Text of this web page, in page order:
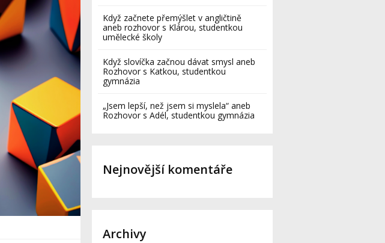
Když začnete přemýšlet v angličtině
aneb rozhovor s Klárou, studentkou
umělecké školy
Když slovíčka začnou dávat smysl aneb
Rozhovor s Katkou, studentkou
gymnázia
„Jsem lepší, než jsem si myslela“ aneb
Rozhovor s Adél, studentkou gymnázia
Nejnovější komentáře
Archivy